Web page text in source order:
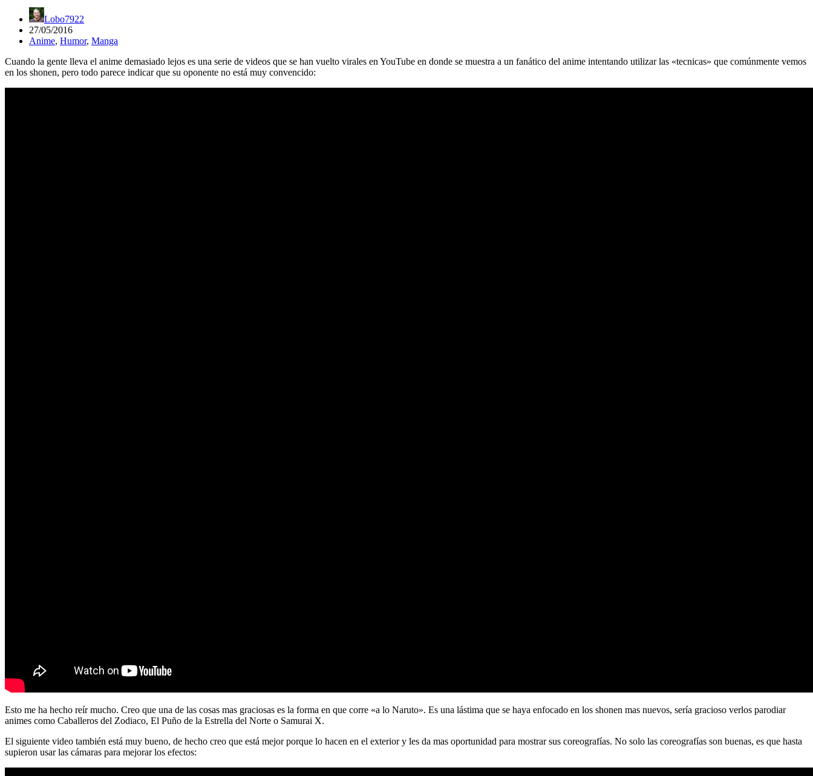
Lobo7922
27/05/2016
Anime, Humor, Manga
Cuando la gente lleva el anime demasiado lejos es una serie de videos que se han vuelto virales en YouTube en donde se muestra a un fanático del anime intentando utilizar las «tecnicas» que comúnmente vemos
en los shonen, pero todo parece indicar que su oponente no está muy convencido:
Esto me ha hecho reír mucho. Creo que una de las cosas mas graciosas es la forma en que corre «a lo Naruto». Es una lástima que se haya enfocado en los shonen mas nuevos, sería gracioso verlos parodiar
animes como Caballeros del Zodiaco, El Puño de la Estrella del Norte o Samurai X.
El siguiente video también está muy bueno, de hecho creo que está mejor porque lo hacen en el exterior y les da mas oportunidad para mostrar sus coreografías. No solo las coreografías son buenas, es que hasta
supieron usar las cámaras para mejorar los efectos: